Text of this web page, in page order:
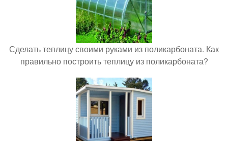
Сделать теплицу своими руками из поликарбоната. Как
правильно построить теплицу из поликарбоната?